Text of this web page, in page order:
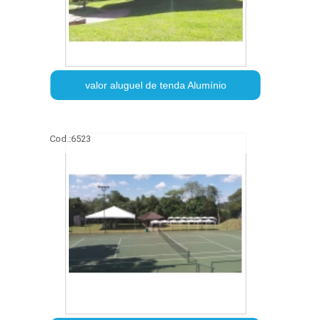
valor aluguel de tenda Alumínio
Cod.:6523